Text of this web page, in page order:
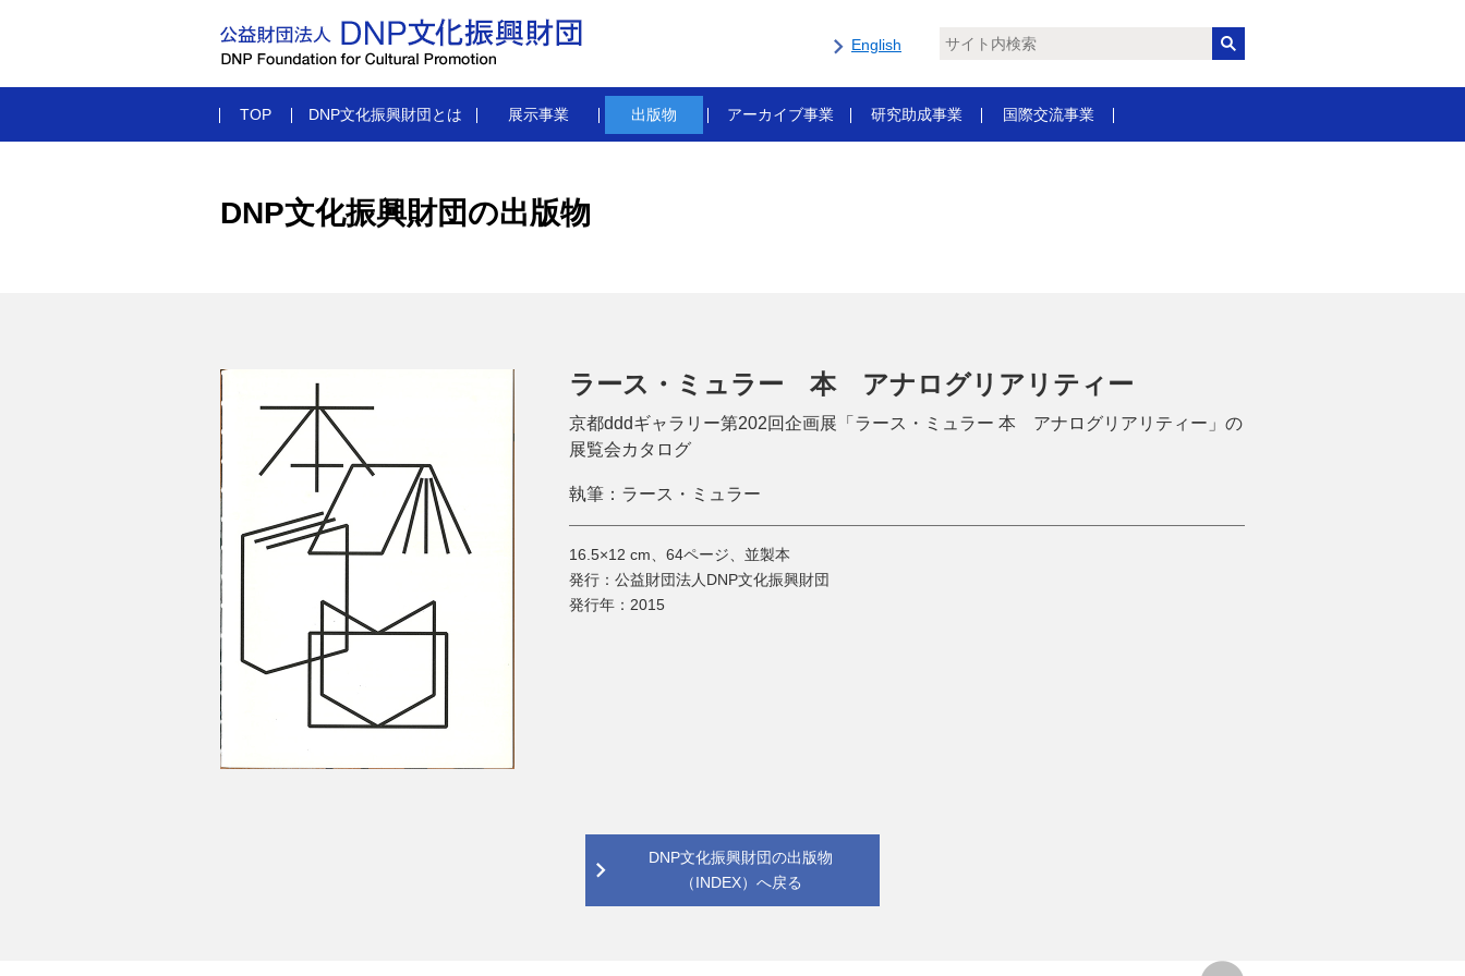
English
TOP DNP文化振興財団とは 展示事業 出版物 アーカイブ事業 研究助成事業 国際交流事業
DNP文化振興財団の出版物
ラース・ミュラー 本 アナログリアリティー
京都dddギャラリー第202回企画展「ラース・ミュラー 本 アナログリアリティー」の
展覧会カタログ
執筆： ラース・ミュラー
16.5×12 cm、64ページ、並製本
発行： 公益財団法人DNP文化振興財団
発行年： 2015
DNP文化振興財団の出版物
（INDEX）へ戻る